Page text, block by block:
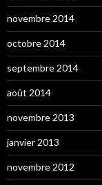
novembre 2014
octobre 2014
septembre 2014
août 2014
novembre 2013
janvier 2013
novembre 2012